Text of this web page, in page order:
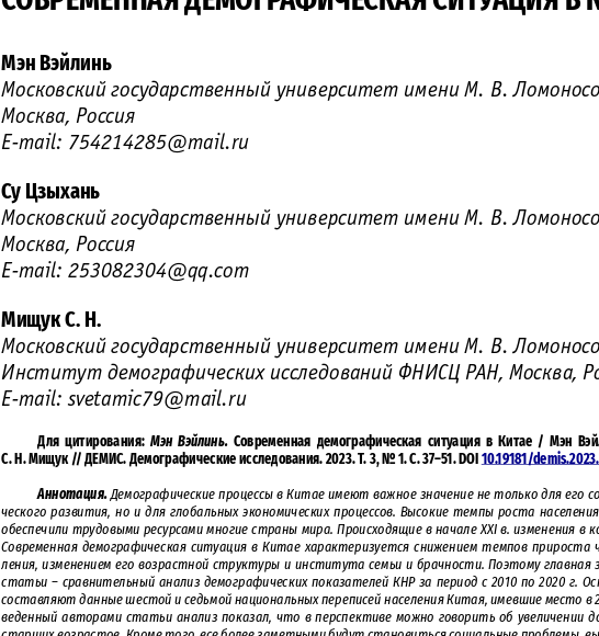
Мэн Вэйлинь
Московский государственный университет имени М. В.
Москва, Россия
E-mail: 754214285@mail.ru
Су Цзыхань
Московский государственный университет имени М. В.
Москва, Россия
E-mail: 253082304@qq.com
МищукС. Н.
Московский государственный университет имени М. В.
Институт демографических исследований ФНИСЦ РАН, Москва,
E-mail: svetamic79@mail.ru
Для цитирования: Мэн Вэйлинь. Современная демографическая ситуация в Китае / Мэн
С. Н. Мищук // ДЕМИС. Демографические исследования. 2023. Т. 3, No 1. С. 37–51. DOI 10.19181/
Аннотация. Демографические процессы в Китае имеют важное значение не только для его
ческого развития, но и для глобальных экономических процессов. Высокие темпы роста
обеспечили трудовыми ресурсами многие страны мира. Происходящие в начале XXI в. изменения в
Современная демографическая ситуация в Китае характеризуется снижением темпов прироста
ления, изменением его возрастной структуры и института семьи и брачности. Поэтому главная
статьи – сравнительный анализ демографических показателей КНР за период с 2010 по 2020 г.
составляют данные шестой и седьмой национальных переписей населения Китая, имевшие место в
веденный авторами статьи анализ показал, что в перспективе можно говорить об увеличении
старших возрастов. Кроме того, все более заметными будут становиться социальные проблемы,